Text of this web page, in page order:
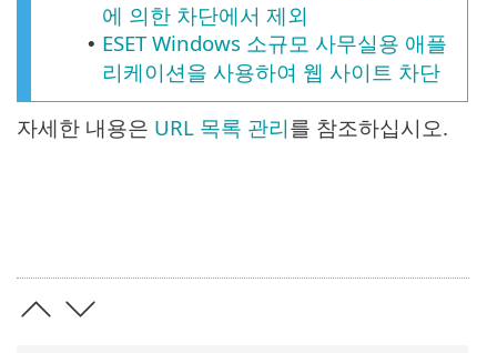
에 의한 차단에서 제외
• ESET Windows 소규모 사무실용 애플
리케이션을 사용하여 웹 사이트 차단
자세한 내용은 URL 목록 관리를 참조하십시오.